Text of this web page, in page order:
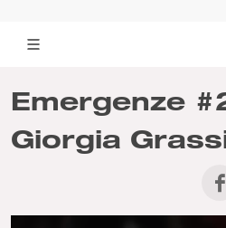
Emergenze
Giorgia